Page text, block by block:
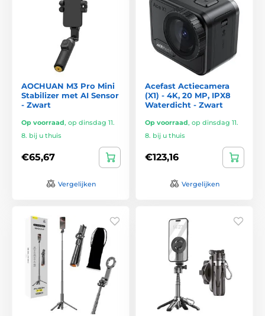
AOCHUAN M3 Pro Mini
Stabilizer met AI Sensor
- Zwart
Op voorraad, op dinsdag 11.
8. bij u thuis
€65,67
Vergelijken
Acefast Actiecamera
(X1) - 4K, 20 MP, IPX8
Waterdicht - Zwart
Op voorraad, op dinsdag 11.
8. bij u thuis
€123,16
Vergelijken